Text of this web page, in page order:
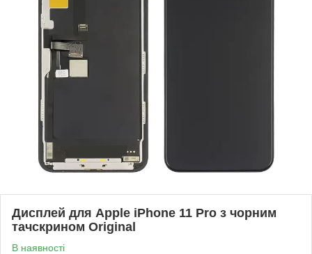
Дисплей для Apple iPhone 11 Pro з чорним
тачскрином Original
В наявності